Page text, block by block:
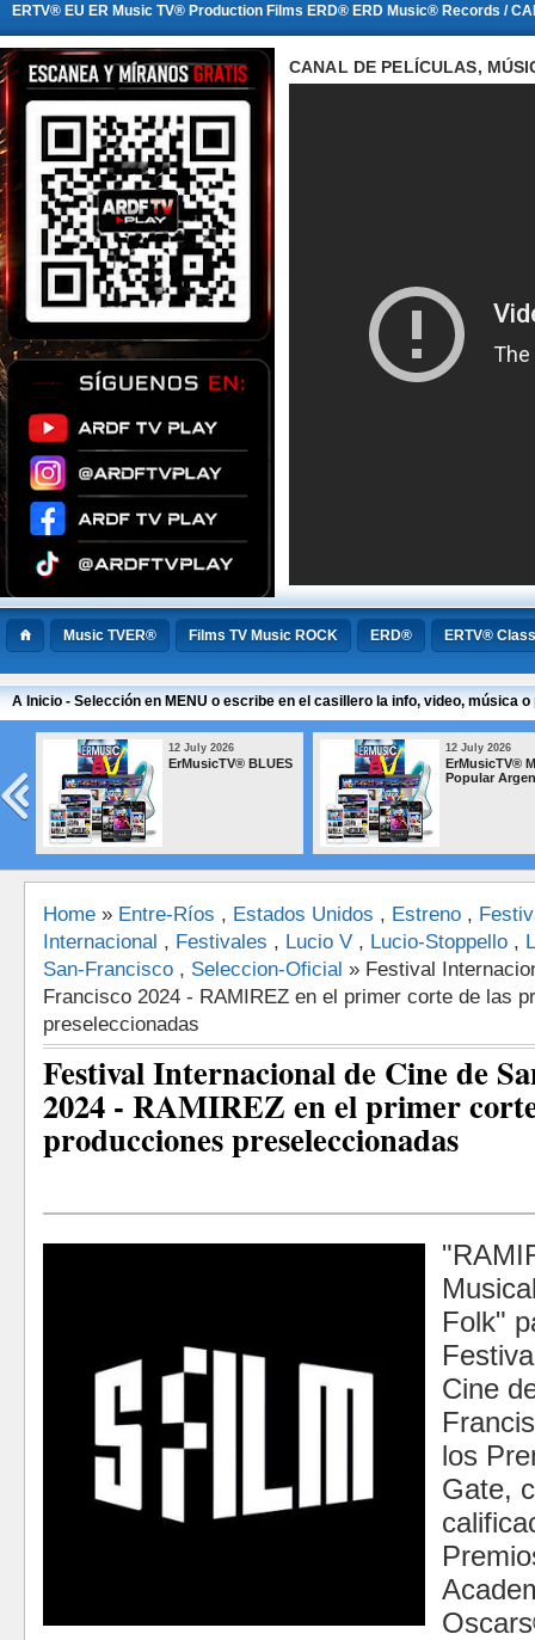
ERTV® EU ER Music TV® Production Films ERD® ERD Music® Records /
CANAL DE PELÍCULAS,
Music TVER® Films TV Music ROCK ERD® ERTV®
A Inicio - Selección en MENU o escribe en el casillero la info, video, música
12 July 2026
ErMusicTV® BLUES
12 July 2026
ErMusicTV®
Popular
Home » Entre-Ríos , Estados Unidos , Estreno ,
Internacional , Festivales , Lucio V , Lucio-Stoppello ,
San-Francisco , Seleccion-Oficial » Festival
Francisco 2024 - RAMIREZ en el primer corte de las
preseleccionadas
Festival Internacional de Cine de
2024 - RAMIREZ en el primer
producciones preseleccionadas
Folk"
Cine
los
Gate,
Oscars